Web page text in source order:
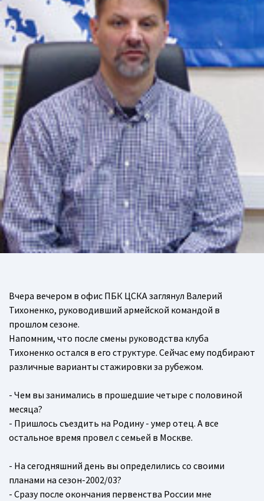
Вчера вечером в офис ПБК ЦСКА заглянул Валерий
Тихоненко, руководивший армейской командой в
прошлом сезоне.
Напомним, что после смены руководства клуба
Тихоненко остался в его структуре. Сейчас ему подбирают
различные варианты стажировки за рубежом.
- Чем вы занимались в прошедшие четыре с половиной
месяца?
- Пришлось съездить на Родину - умер отец. А все
остальное время провел с семьей в Москве.
- На сегодняшний день вы определились со своими
планами на сезон-2002/03?
- Сразу после окончания первенства России мне